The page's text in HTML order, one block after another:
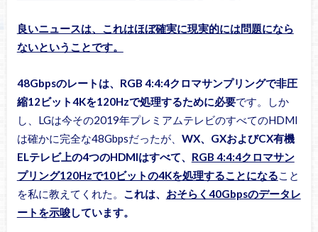
良いニュースは、これはほぼ確実に現実的には問題になら
ないということです。
48Gbpsのレートは、RGB 4:4:4クロマサンプリングで非圧
縮12ビット4Kを120Hzで処理するために必要です。しか
し、LGは今その2019年プレミアムテレビのすべてのHDMI
は確かに完全な48Gbpsだったが、 WX、GXおよびCX有機
ELテレビ上の4つのHDMIはすべて、 RGB 4:4:4クロマサン
プリング120Hzで10ビットの4Kを処理することになること
を私に教えてくれた。 これは、 おそらく40Gbpsのデータレ
ートを示唆しています。